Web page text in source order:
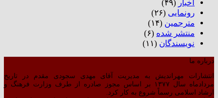
اخبار (۴۹)
رونمایی (۲۶)
مترجمین (۱۴)
منتشر شده (۶)
نویسندگان (۱۱)
درباره ما
انتشارات مهراندیش به مدیریت آقای مهدی سجودی مقدم در تاریخ
مردادماه سال ۱۳۷۷ بر اساس مجوز صادره از طرف وزارت فرهنگ و
ارشاد اسلامی رسماً شروع به کار کرد.